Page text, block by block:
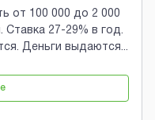
от 100 000 до 2 000
27-29% в год.
Деньги выдаются...